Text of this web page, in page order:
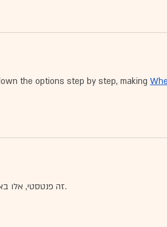
the options step by step, making
זה פנטסטי, אלו באמת חדשות טובות.